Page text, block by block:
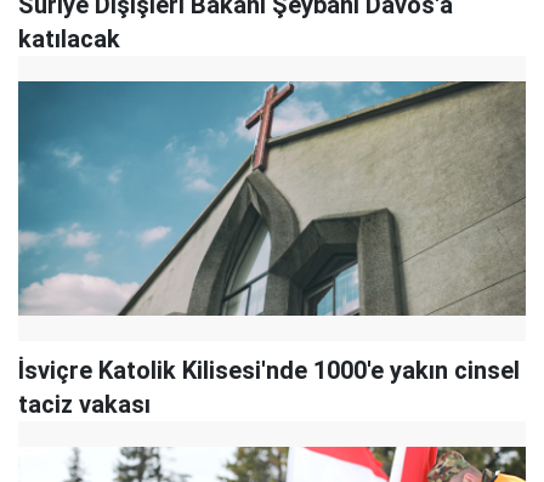
katılacak
İsviçre Katolik Kilisesi'nde 1000'e yakın cinsel
taciz vakası